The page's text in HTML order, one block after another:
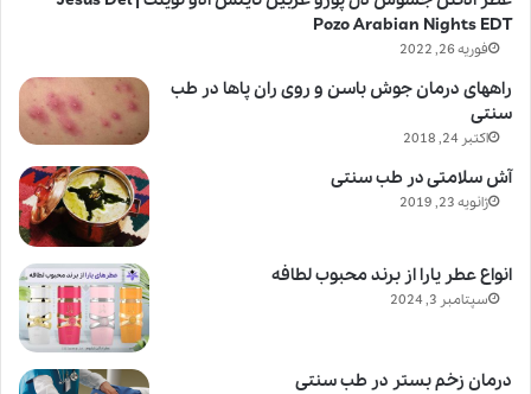
Pozo Arabian Nights EDT
فوریه 26, 2022
راههای درمان جوش باسن و روی ران پاها در طب
سنتی
اکتبر 24, 2018
آش سلامتی در طب سنتی
ژانویه 23, 2019
انواع عطر یارا از برند محبوب لطافه
سپتامبر 3, 2024
درمان زخم بستر در طب سنتی